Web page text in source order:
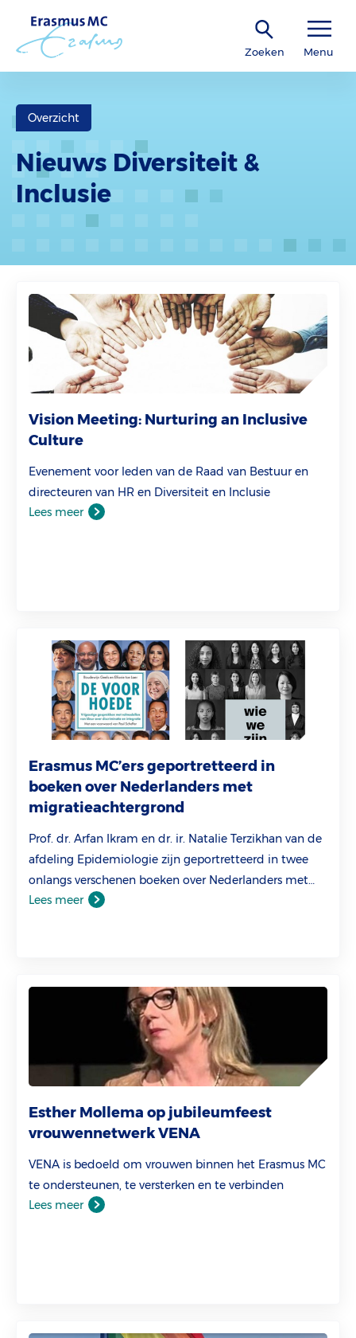
Zoeken Menu
Overzicht
Nieuws Diversiteit &
Inclusie
Vision Meeting: Nurturing an Inclusive
Culture
Evenement voor leden van de Raad van Bestuur en
directeuren van HR en Diversiteit en Inclusie
Lees meer
Erasmus MC’ers geportretteerd in
boeken over Nederlanders met
migratieachtergrond
Prof. dr. Arfan Ikram en dr. ir. Natalie Terzikhan van de
afdeling Epidemiologie zijn geportretteerd in twee
onlangs verschenen boeken over Nederlanders met
een migratieachtergrond.
Lees meer
Esther Mollema op jubileumfeest
vrouwennetwerk VENA
VENA is bedoeld om vrouwen binnen het Erasmus MC
te ondersteunen, te versterken en te verbinden
Lees meer